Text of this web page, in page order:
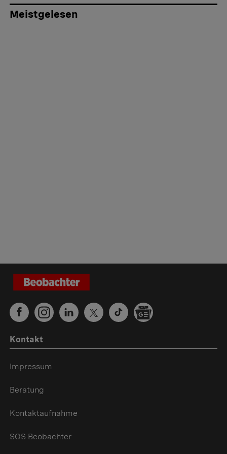
Meistgelesen
Kontakt
Impressum
Beratung
Kontaktaufnahme
SOS Beobachter